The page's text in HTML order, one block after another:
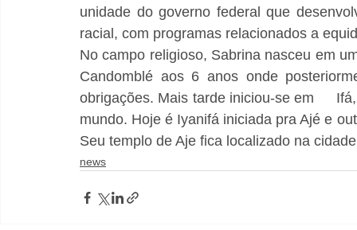
unidade do governo federal que
racial, com programas relacionados a
No campo religioso, Sabrina nasceu em
Candomblé aos 6 anos onde
obrigações. Mais tarde iniciou-se em 	Ifá, na família Agbaye – O maior sacerdote de Ifá do
mundo. Hoje é Iyanifá iniciada pra Ajé e
Seu templo de Aje fica localizado na
news